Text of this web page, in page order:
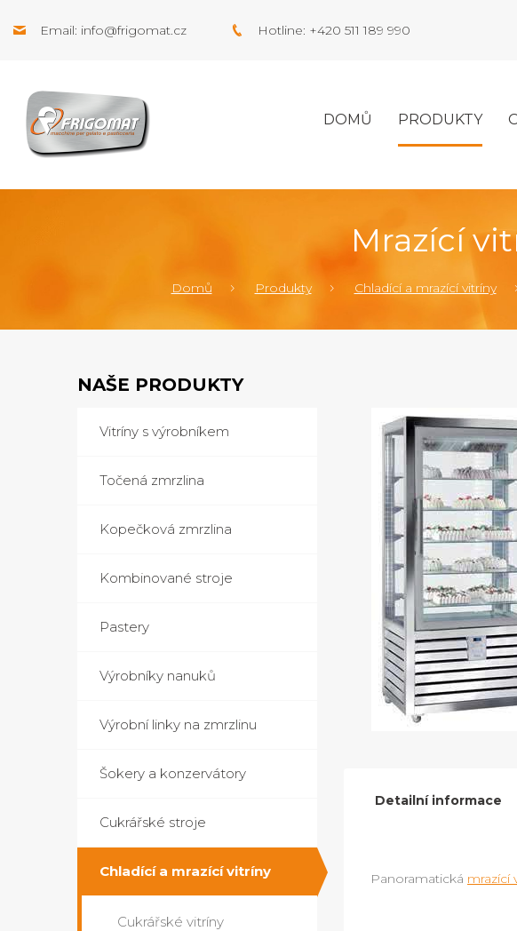
Email: info@frigomat.cz Hotline: +420 511 189 990
DOMŮ PRODUKTY
Mrazící
Domů Produkty Chladící a mrazící vitríny
NAŠE PRODUKTY
Vitríny s výrobníkem
Točená zmrzlina
Kopečková zmrzlina
Kombinované stroje
Pastery
Výrobníky nanuků
Výrobní linky na zmrzlinu
Šokery a konzervátory
Cukrářské stroje
Chladící a mrazící vitríny
Cukrářské vitríny
Detailní informace
Panoramatická mrazící